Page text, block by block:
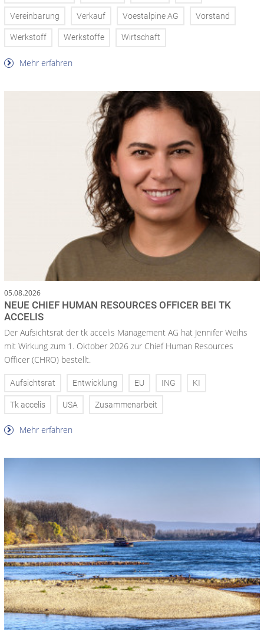
Vereinbarung Verkauf Voestalpine AG Vorstand
Werkstoff Werkstoffe Wirtschaft
Mehr erfahren
05.08.2026
NEUE CHIEF HUMAN RESOURCES OFFICER BEI TK
ACCELIS
Der Aufsichtsrat der tk accelis Management AG hat Jennifer Weihs
mit Wirkung zum 1. Oktober 2026 zur Chief Human Resources
Officer (CHRO) bestellt.
Aufsichtsrat Entwicklung EU ING KI
Tk accelis USA Zusammenarbeit
Mehr erfahren